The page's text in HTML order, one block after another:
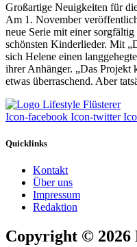
Großartige Neuigkeiten für
Am 1. November
neue Serie mit einer
schönsten Kinderlieder. Mit
sich Helene einen
ihrer Anhänger. „Das Projekt
etwas überraschend. Aber
Icon-facebook Icon-twitter
Quicklinks
Kontakt
Über uns
Impressum
Redaktion
Copyright © 2026